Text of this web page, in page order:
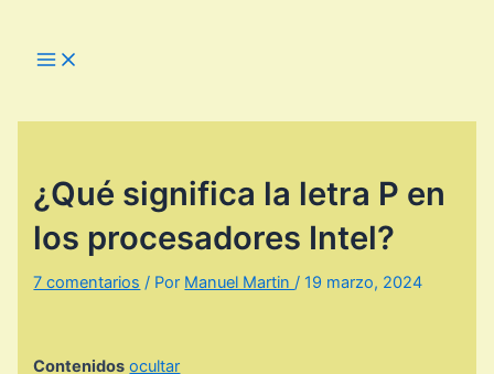
Main
Menu
¿Qué significa la letra P en
los procesadores Intel?
7 comentarios / Por Manuel Martin/19 marzo, 2024
Contenidos ocultar